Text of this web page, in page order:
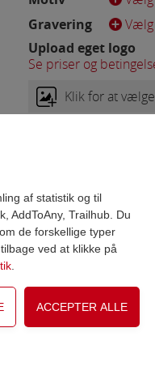
Gravering
Vælg
Upload eget logo
Se priser og
Klik for at
af statistik og til
AddToAny, Trailhub. Du
de forskellige typer
ved at klikke på
adgangskontrol